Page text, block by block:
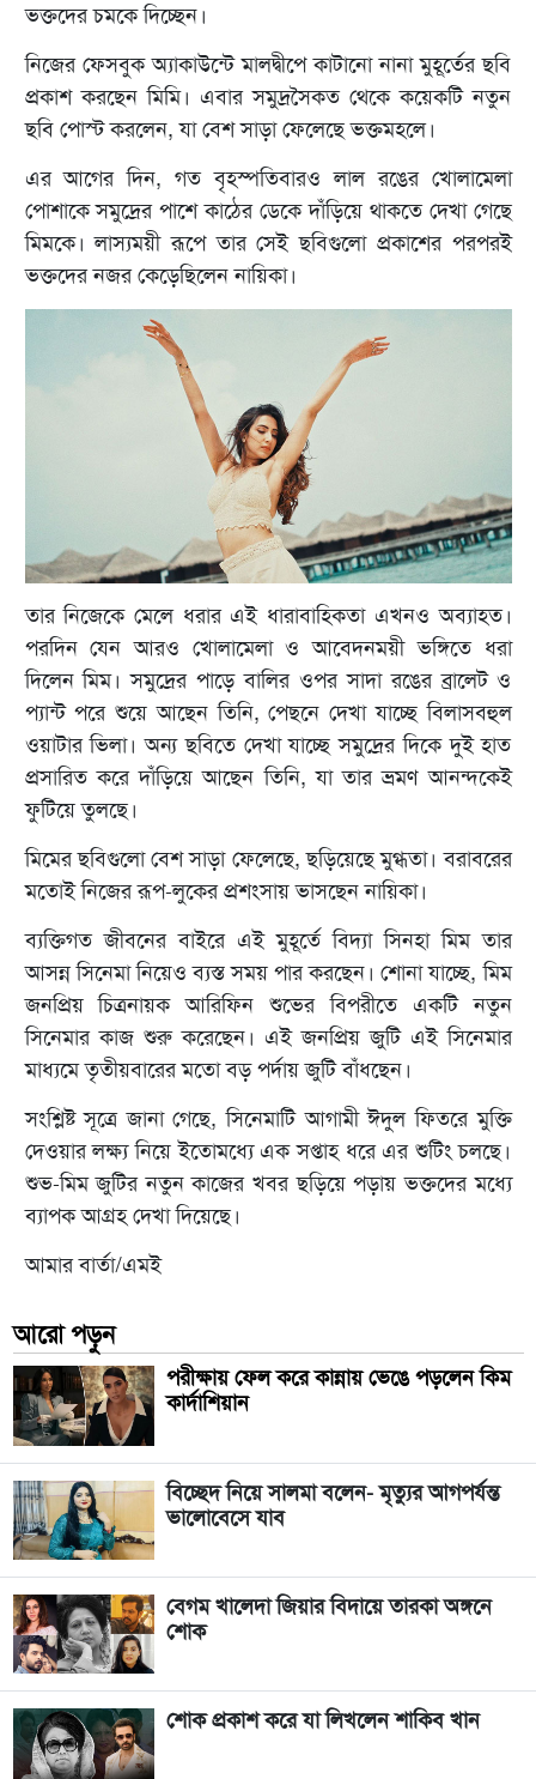
ভক্তদের চমকে দিচ্ছেন।
নিজের ফেসবুক অ্যাকাউন্টে মালদ্বীপে কাটানো নানা মুহূর্তের ছবি
প্রকাশ করছেন মিমি। এবার সমুদ্রসৈকত থেকে কয়েকটি নতুন
ছবি পোস্ট করলেন, যা বেশ সাড়া ফেলেছে ভক্তমহলে।
এর আগের দিন, গত বৃহস্পতিবারও লাল রঙের খোলামেলা
পোশাকে সমুদ্রের পাশে কাঠের ডেকে দাঁড়িয়ে থাকতে দেখা গেছে
মিমকে। লাস্যময়ী রূপে তার সেই ছবিগুলো প্রকাশের পরপরই
ভক্তদের নজর কেড়েছিলেন নায়িকা।
তার নিজেকে মেলে ধরার এই ধারাবাহিকতা এখনও অব্যাহত।
পরদিন যেন আরও খোলামেলা ও আবেদনময়ী ভঙ্গিতে ধরা
দিলেন মিম। সমুদ্রের পাড়ে বালির ওপর সাদা রঙের ব্রালেট ও
প্যান্ট পরে শুয়ে আছেন তিনি, পেছনে দেখা যাচ্ছে বিলাসবহুল
ওয়াটার ভিলা। অন্য ছবিতে দেখা যাচ্ছে সমুদ্রের দিকে দুই হাত
প্রসারিত করে দাঁড়িয়ে আছেন তিনি, যা তার ভ্রমণ আনন্দকেই
ফুটিয়ে তুলছে।
মিমের ছবিগুলো বেশ সাড়া ফেলেছে, ছড়িয়েছে মুগ্ধতা। বরাবরের
মতোই নিজের রূপ-লুকের প্রশংসায় ভাসছেন নায়িকা।
ব্যক্তিগত জীবনের বাইরে এই মুহূর্তে বিদ্যা সিনহা মিম তার
আসন্ন সিনেমা নিয়েও ব্যস্ত সময় পার করছেন। শোনা যাচ্ছে, মিম
জনপ্রিয় চিত্রনায়ক আরিফিন শুভের বিপরীতে একটি নতুন
সিনেমার কাজ শুরু করেছেন। এই জনপ্রিয় জুটি এই সিনেমার
মাধ্যমে তৃতীয়বারের মতো বড় পর্দায় জুটি বাঁধছেন।
সংশ্লিষ্ট সূত্রে জানা গেছে, সিনেমাটি আগামী ঈদুল ফিতরে মুক্তি
দেওয়ার লক্ষ্য নিয়ে ইতোমধ্যে এক সপ্তাহ ধরে এর শুটিং চলছে।
শুভ-মিম জুটির নতুন কাজের খবর ছড়িয়ে পড়ায় ভক্তদের মধ্যে
ব্যাপক আগ্রহ দেখা দিয়েছে।
আমার বার্তা/এমই
আরো পড়ুন
পরীক্ষায় ফেল করে কান্নায় ভেঙে পড়লেন কিম
কার্দাশিয়ান
বিচ্ছেদ নিয়ে সালমা বলেন- ‍‌‌‌মৃত্যুর আগপর্যন্ত
ভালোবেসে যাব
বেগম খালেদা জিয়ার বিদায়ে তারকা অঙ্গনে
শোক
শোক প্রকাশ করে যা লিখলেন শাকিব খান